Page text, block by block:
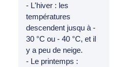
- L'hiver : les
températures
descendent jusqu à -
30 °C ou - 40 °C, et il
y a peu de neige.
- Le printemps :